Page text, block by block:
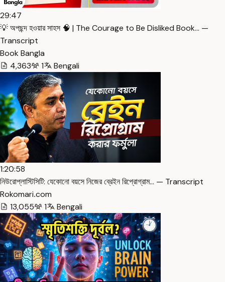
29:47
💡 অপছন্দ হওয়ার সাহস 🧠 | The Courage to Be Disliked Book… —
Transcript
Book Bangla
4,363
1 Bengali
1:20:58
নিউরোপ্লাস্টিসিটি: যেকোনো বয়সে নিজের ব্রেইন রিপ্রোগ্রাম… — Transcript
Rokomari․com
13,055
1 Bengali